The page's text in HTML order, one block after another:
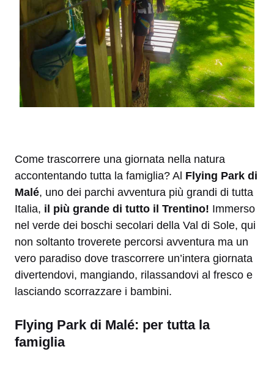
Come trascorrere una giornata nella natura
accontentando tutta la famiglia? Al Flying Park di
Malé, uno dei parchi avventura più grandi di tutta
Italia, il più grande di tutto il Trentino! Immerso
nel verde dei boschi secolari della Val di Sole, qui
non soltanto troverete percorsi avventura ma un
vero paradiso dove trascorrere un’intera giornata
divertendovi, mangiando, rilassandovi al fresco e
lasciando scorrazzare i bambini.
Flying Park di Malé: per tutta la
famiglia